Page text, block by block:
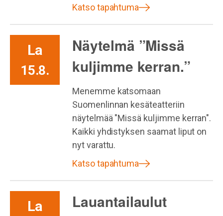
Katso tapahtuma
La
15.8.
Näytelmä ”Missä
kuljimme kerran.”
Menemme katsomaan
Suomenlinnan kesäteatteriin
näytelmää "Missä kuljimme kerran".
Kaikki yhdistyksen saamat liput on
nyt varattu.
Katso tapahtuma
La Lauantailaulut